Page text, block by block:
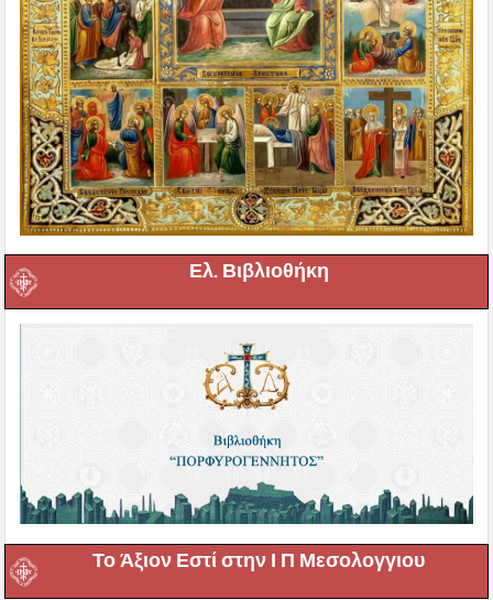
Ελ. Βιβλιοθήκη
Το Άξιον Εστί στην Ι Π Μεσολογγιου